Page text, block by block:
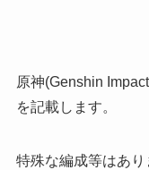
原神(Genshin
を記載します。
特殊な編成等はあ